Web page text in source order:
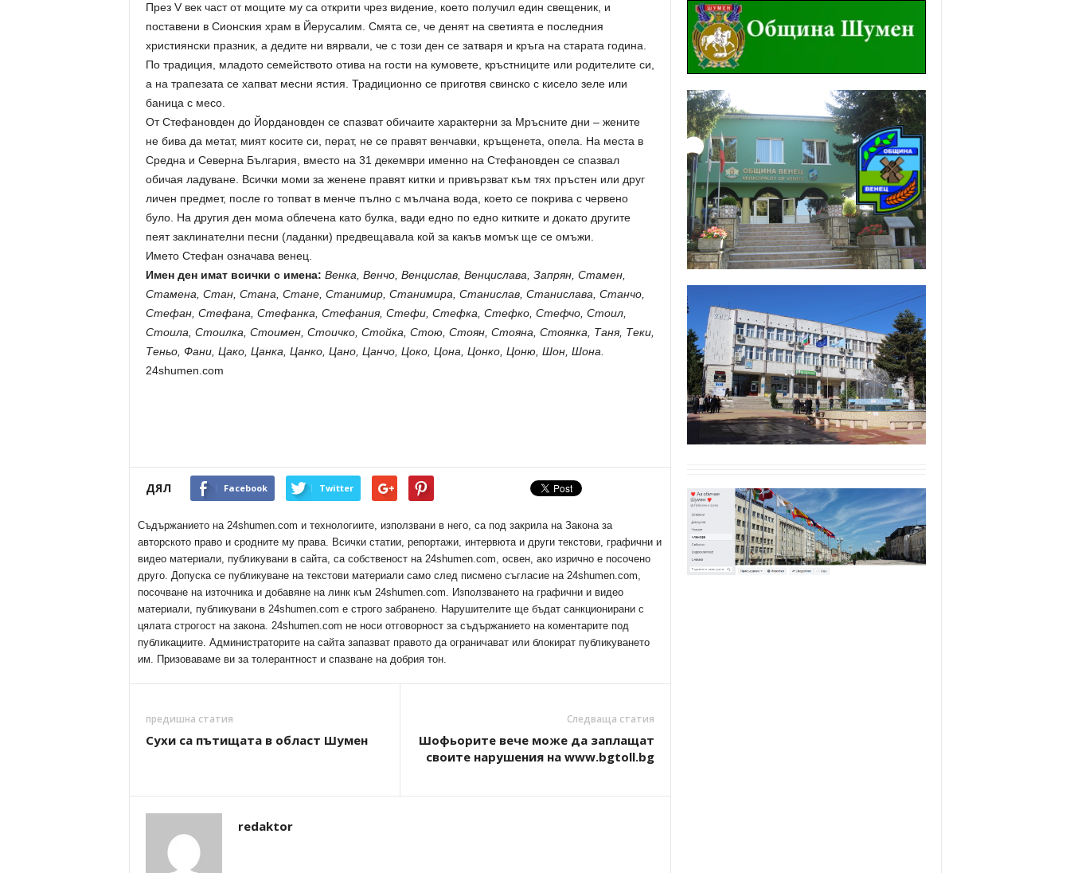
През V век част от мощите му са открити чрез видение, което получил един свещеник, и
поставени в Сионския храм в Йерусалим. Смята се, че денят на светията е последния
християнски празник, а дедите ни вярвали, че с този ден се затваря и кръга на старата година.
По традиция, младото семейството отива на гости на кумовете, кръстниците или родителите си,
а на трапезата се хапват месни ястия. Традиционно се приготвя свинско с кисело зеле или
баница с месо.
От Стефановден до Йордановден се спазват обичаите характерни за Мръсните дни – жените
не бива да метат, мият косите си, перат, не се правят венчавки, кръщенета, опела. На места в
Средна и Северна България, вместо на 31 декември именно на Стефановден се спазвал
обичая ладуване. Всички моми за женене правят китки и привързват към тях пръстен или друг
личен предмет, после го топват в менче пълно с мълчана вода, което се покрива с червено
було. На другия ден мома облечена като булка, вади едно по едно китките и докато другите
пеят заклинателни песни (ладанки) предвещавала кой за какъв момък ще се омъжи.
Името Стефан означава венец.
Имен ден имат всички с имена: Венка, Венчо, Венцислав, Венцислава, Запрян, Стамен,
Стамена, Стан, Стана, Стане, Станимир, Станимира, Станислав, Станислава, Станчо,
Стефан, Стефана, Стефанка, Стефания, Стефи, Стефка, Стефко, Стефчо, Стоил,
Стоила, Стоилка, Стоимен, Стоичко, Стойка, Стою, Стоян, Стояна, Стоянка, Таня, Теки,
Теньо, Фани, Цако, Цанка, Цанко, Цано, Цанчо, Цоко, Цона, Цонко, Цоню, Шон, Шона.
24shumen.com
ДЯЛ Facebook Twitter
Съдържанието на 24shumen.com и технологиите, използвани в него, са под закрила на Закона за
авторското право и сродните му права. Всички статии, репортажи, интервюта и други текстови, графични и
видео материали, публикувани в сайта, са собственост на 24shumen.com, освен, ако изрично е посочено
друго. Допуска се публикуване на текстови материали само след писмено съгласие на 24shumen.com,
посочване на източника и добавяне на линк към 24shumen.com. Използването на графични и видео
материали, публикувани в 24shumen.com е строго забранено. Нарушителите ще бъдат санкционирани с
цялата строгост на закона. 24shumen.com не носи отговорност за съдържанието на коментарите под
публикациите. Администраторите на сайта запазват правото да ограничават или блокират публикуването
им. Призоваваме ви за толерантност и спазване на добрия тон.
предишна статия
Сухи са пътищата в област Шумен
Следваща статия
Шофьорите вече може да заплащат
своите нарушения на www.bgtoll.bg
redaktor